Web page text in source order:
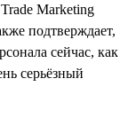
Marketing
подтверждает,
сейчас, как
серьёзный